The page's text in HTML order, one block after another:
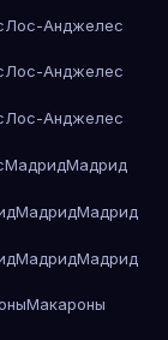
Лос-Анджелес
Лос-Анджелес
Лос-Анджелес
МадридМадрид
МадридМадрид
МадридМадрид
Макароны